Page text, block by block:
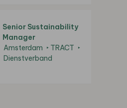
Senior Sustainability
Manager
Amsterdam
TRACT
Dienstverband